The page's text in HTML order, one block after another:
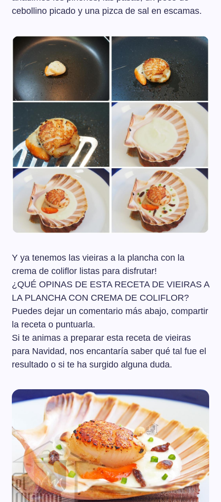
cebollino picado y una pizca de sal en escamas.
Y ya tenemos las vieiras a la plancha con la
crema de coliflor listas para disfrutar!
¿QUÉ OPINAS DE ESTA RECETA DE VIEIRAS A
LA PLANCHA CON CREMA DE COLIFLOR?
Puedes dejar un comentario más abajo, compartir
la receta o puntuarla.
Si te animas a preparar esta receta de vieiras
para Navidad, nos encantaría saber qué tal fue el
resultado o si te ha surgido alguna duda.